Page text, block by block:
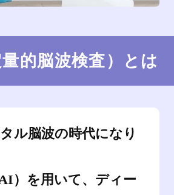
的脳波検査）とは
ル脳波の時代になり
）を用いて、ディー